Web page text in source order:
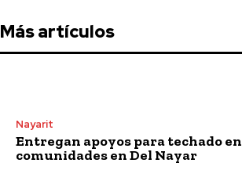
Más artículos
Nayarit
Entregan apoyos para techado en
comunidades en Del Nayar